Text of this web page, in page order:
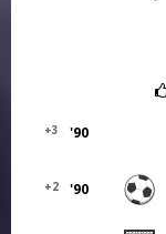
'90
+3
'90
+2